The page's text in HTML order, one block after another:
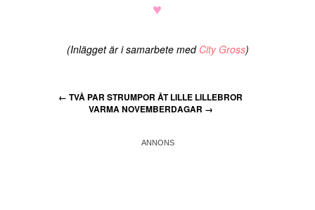
♥
(Inlägget är i samarbete med City Gross)
← TVÅ PAR STRUMPOR ÅT LILLE LILLEBROR
VARMA NOVEMBERDAGAR →